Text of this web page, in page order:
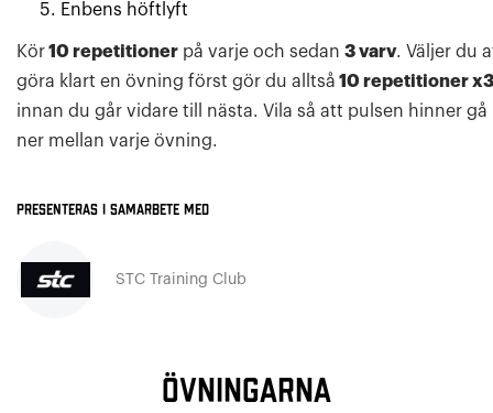
Enbens höftlyft
Kör10 repetitioner på varje och sedan 3 varv. Väljer du
göra klart en övning först gör du alltså 10 repetitioner x3
innan du går vidare till nästa. Vila så att pulsen hinner gå
ner mellan varje övning.
Presenteras i samarbete med
STC Training Club
ÖVNINGARNA